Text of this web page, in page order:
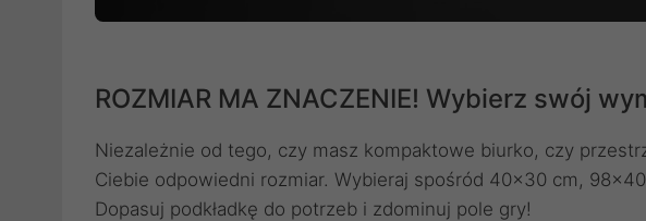
ROZMIAR MA ZNACZENIE! Wybierz swój
Niezależnie od tego, czy masz kompaktowe biurko, czy
Ciebie odpowiedni rozmiar. Wybieraj spośród 40×30 cm,
Dopasuj podkładkę do potrzeb i zdominuj pole gry!